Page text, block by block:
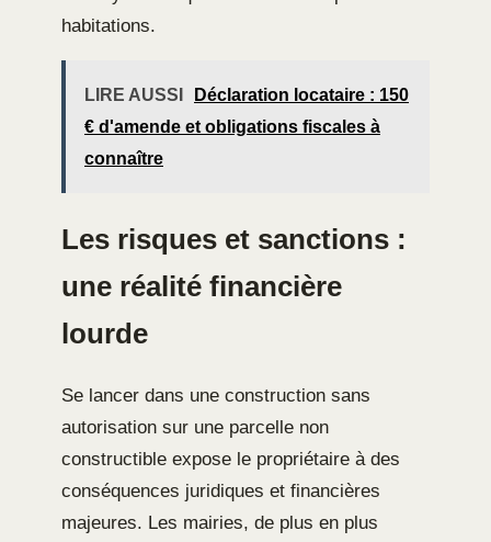
habitations.
LIRE AUSSI
Déclaration locataire : 150
€ d'amende et obligations fiscales à
connaître
Les risques et sanctions :
une réalité financière
lourde
Se lancer dans une construction sans
autorisation sur une parcelle non
constructible expose le propriétaire à des
conséquences juridiques et financières
majeures. Les mairies, de plus en plus